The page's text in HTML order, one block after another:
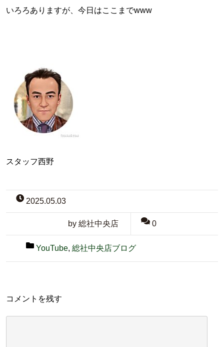
いろろありますが、今日はここまでwww
スタッフ西野
2025.05.03
by 総社中央店 0
YouTube, 総社中央店ブログ
コメントを残す